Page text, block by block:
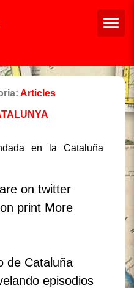
Articles
en la Cataluña
on twitter
print More
de Cataluña
episodios